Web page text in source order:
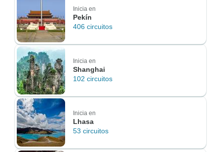
Inicia en
Pekín
406 circuitos
Inicia en
Shanghai
102 circuitos
Inicia en
Lhasa
53 circuitos